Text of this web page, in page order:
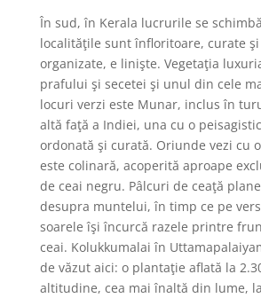
În sud, în Kerala lucrurile se
localităţile sunt înfloritoare, curate
organizate, e linişte. Vegetaţia
prafului şi secetei şi unul din cele
locuri verzi este Munar, inclus în
altă faţă a Indiei, una cu o
ordonată şi curată. Oriunde vezi cu
este colinară, acoperită aproape
de ceai negru. Pâlcuri de ceaţă
desupra muntelui, în timp ce pe
soarele îşi încurcă razele printre
ceai. Kolukkumalai în
de văzut aici: o plantaţie aflată la
altitudine, cea mai înaltă din lume,